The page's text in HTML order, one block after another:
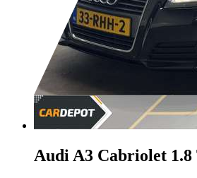
Audi A3 Cabriolet